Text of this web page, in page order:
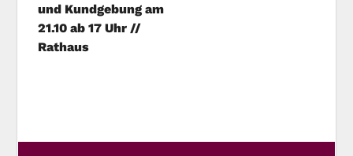
und Kundgebung am
21.10 ab 17 Uhr //
Rathaus